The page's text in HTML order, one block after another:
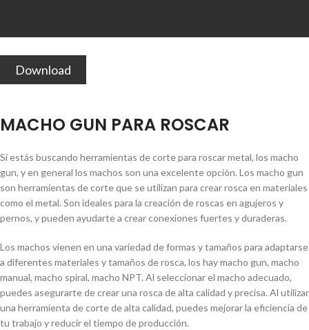
Download
MACHO GUN PARA ROSCAR
Si estás buscando herramientas de corte para roscar metal, los macho
gun, y en general los machos son una excelente opción. Los macho gun
son herramientas de corte que se utilizan para crear rosca en materiales
como el metal. Son ideales para la creación de roscas en agujeros y
pernos, y pueden ayudarte a crear conexiones fuertes y duraderas.
Los machos vienen en una variedad de formas y tamaños para adaptarse
a diferentes materiales y tamaños de rosca, los hay macho gun, macho
manual, macho spiral, macho NPT. Al seleccionar el macho adecuado,
puedes asegurarte de crear una rosca de alta calidad y precisa. Al utilizar
una herramienta de corte de alta calidad, puedes mejorar la eficiencia de
tu trabajo y reducir el tiempo de producción.